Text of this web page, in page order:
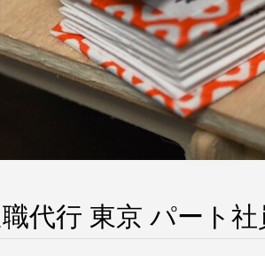
代行 東京 パート社